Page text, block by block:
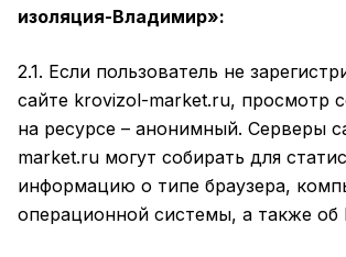
изоляция-Владимир»:
2.1. Если пользователь не
сайте krovizol-market.ru, просмотр
на ресурсе – анонимный. Серверы
market.ru могут собирать для
информацию о типе браузера,
операционной системы, а также об